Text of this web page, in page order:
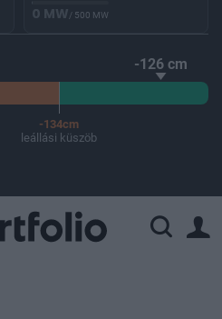
0 MW/ 500 MW
-126 cm
-134cm
leállási küszöb